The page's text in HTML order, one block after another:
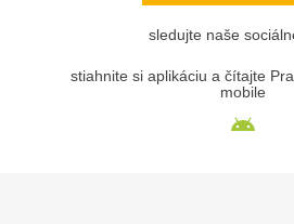
sledujte naše
stiahnite si aplikáciu a čítajte
mobile